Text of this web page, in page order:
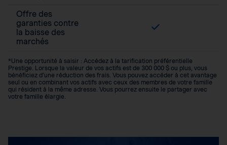
Offre des
garanties contre
la baisse des
marchés
*Une opportunité à saisir : Accédez à la tarification préférentielle
Prestige. Lorsque la valeur de vos actifs est de 300 000 $ ou plus, vous
bénéficiez d’une réduction des frais. Vous pouvez accéder à cet avantage
seul ou en combinant vos actifs avec ceux des membres de votre famille
qui résident à la même adresse. Vous pourrez ensuite le partager avec
votre famille élargie.